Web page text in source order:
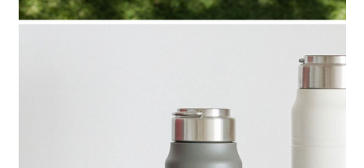
５．嚴禁一人註冊多個帳號或使用他人資訊註冊。若發現惡意使用之情形，
恩沛科技股份有限公司將有權停止該用戶之使用額度並採取法律行動。